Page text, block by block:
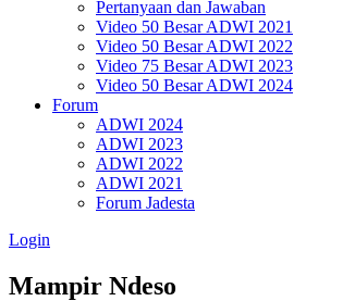
Pertanyaan dan Jawaban
Video 50 Besar ADWI 2021
Video 50 Besar ADWI 2022
Video 75 Besar ADWI 2023
Video 50 Besar ADWI 2024
Forum
ADWI 2024
ADWI 2023
ADWI 2022
ADWI 2021
Forum Jadesta
Login
Mampir Ndeso